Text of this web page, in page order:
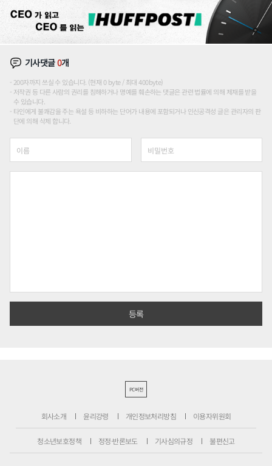
기사댓글0개
200자까지 쓰실 수 있습니다. (현재 0 byte / 최대 400byte)
저작권 등 다른 사람의 권리를 침해하거나 명예를 훼손하는 댓글은 관련 법률에 의해 제재를 받을
수 있습니다.
타인에게 불쾌감을 주는 욕설 등 비하하는 단어가 내용에 포함되거나 인신공격성 글은 관리자의 판
단에 의해 삭제 합니다.
PC버전
회사소개 윤리강령 개인정보처리방침 이용자위원회
청소년보호정책 정정·반론보도 기사심의규정 불편신고